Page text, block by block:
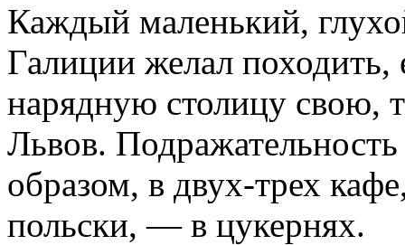
Каждый маленький,
Галиции желал походить,
нарядную столицу свою,
Львов.
образом, в двух-трех
польски, — в цукернях.